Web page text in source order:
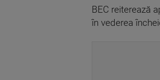
BEC reiterează
în vederea